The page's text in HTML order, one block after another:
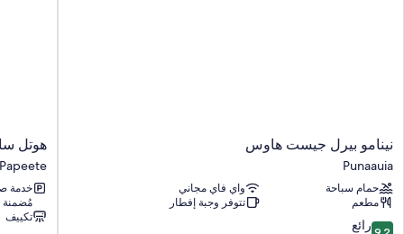
نينامو
بيرل
جيست
هاوس
Punaauia
نينامو بيرل جيست هاوس
Punaauia
حمام سباحة
واي فاي مجاني
مطعم
تتوفر وجبة إفطار
9.2 رائع
هوتل
سارا
نوي
Papeete
هوتل
Papeete
خدمة
مُضمنة
تكييف